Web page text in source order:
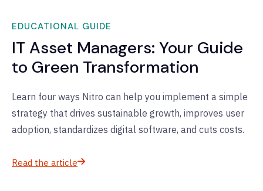
EDUCATIONAL GUIDE
IT Asset Managers: Your Guide
to Green Transformation
Learn four ways Nitro can help you implement a simple
strategy that drives sustainable growth, improves user
adoption, standardizes digital software, and cuts costs.
Read the article